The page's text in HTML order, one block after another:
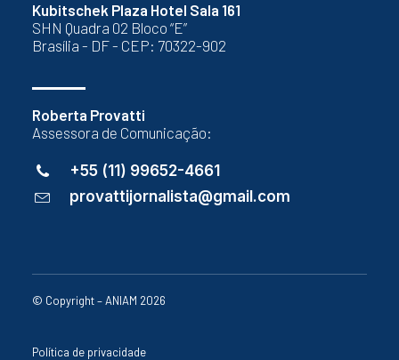
Kubitschek Plaza Hotel Sala 161
SHN Quadra 02 Bloco “E”
Brasília - DF - CEP: 70322-902
Roberta Provatti
Assessora de Comunicação:
+55 (11) 99652-4661
provattijornalista@gmail.com
© Copyright – ANIAM 2026
Política de privacidade